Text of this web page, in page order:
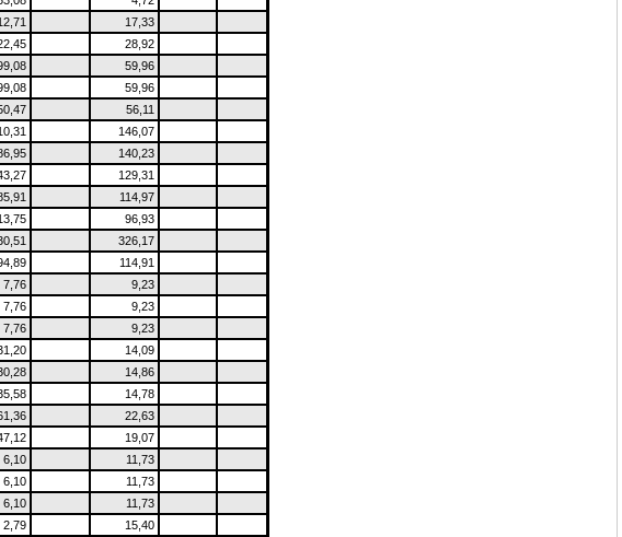
17,33
28,92
59,96
59,96
56,11
146,07
140,23
129,31
114,97
96,93
326,17
114,91
7,76
9,23
7,76
9,23
7,76
9,23
14,09
14,86
14,78
22,63
19,07
6,10
11,73
6,10
11,73
6,10
11,73
2,79 15,40